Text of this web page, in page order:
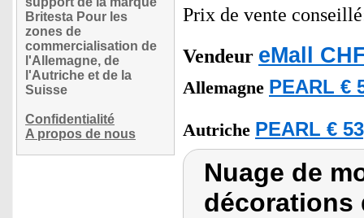
Britesta Pour les
zones de
commercialisation de
l'Allemagne, de
l'Autriche et de la
Suisse
Confidentialité
A propos de nous
Prix de vente
Vendeur eMall
Allemagne PEARL €
Autriche PEARL €
Nuage de
décorations